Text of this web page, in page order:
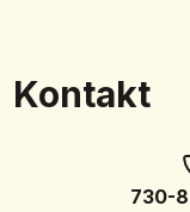
Kontakt
730-